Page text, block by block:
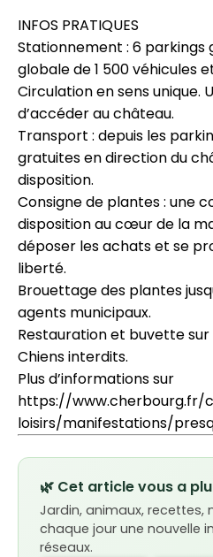
INFOS PRATIQUES
Stationnement : 6 parkings
globale de 1 500 véhicules
Circulation en sens
d’accéder au château.
Transport : depuis les
gratuites en direction du
disposition.
Consigne de plantes : une
disposition au cœur de la
déposer les achats et se
liberté.
Brouettage des plantes
agents municipaux.
Restauration et buvette sur
Chiens interdits.
Plus d’informations sur
https://www.cherbourg.fr/
loisirs/manifestations/
🌿 Cet article vous a
Jardin, animaux,
chaque jour une nouvelle
réseaux.